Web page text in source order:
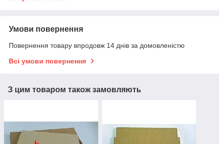
Умови повернення
Повернення товару впродовж 14 днів за домовленістю
Всі умови повернення
З цим товаром також замовляють